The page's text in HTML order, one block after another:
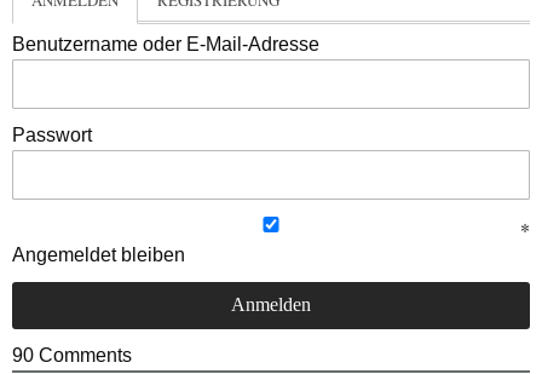
Benutzername oder E-Mail-Adresse
Passwort
Angemeldet bleiben
90 Comments